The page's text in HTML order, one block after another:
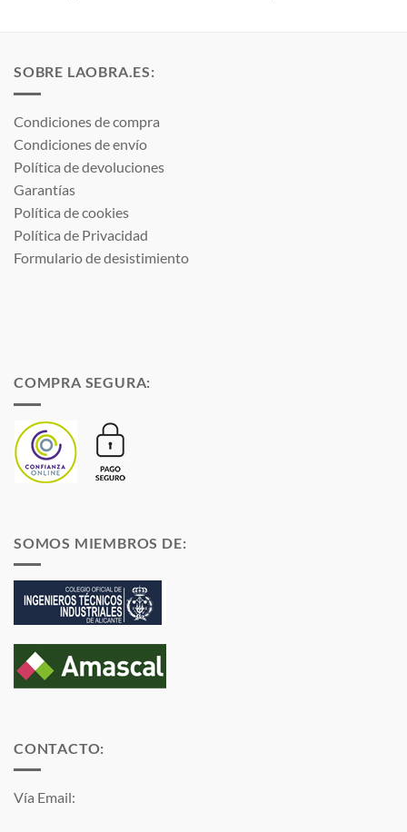
SOBRE LAOBRA.ES:
Condiciones de compra
Condiciones de envío
Política de devoluciones
Garantías
Política de cookies
Política de Privacidad
Formulario de desistimiento
COMPRA SEGURA:
SOMOS MIEMBROS DE:
CONTACTO:
Vía Email: